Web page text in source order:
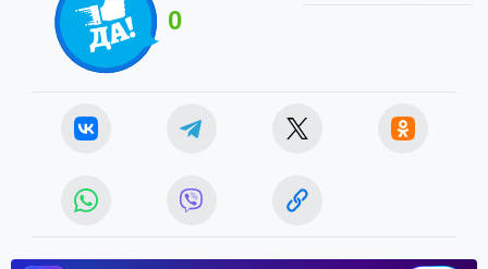
0